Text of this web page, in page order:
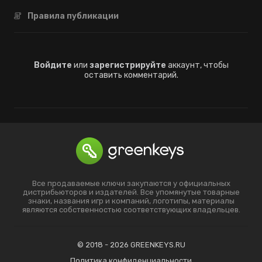
Правила публикации
Войдите или зарегистрируйте аккаунт, чтобы
оставить комментарий.
Все продаваемые ключи закупаются у официальных
дистрибьюторов и издателей. Все упомянутые товарные
знаки, названия игр и компаний, логотипы, материалы
являются собственностью соответствующих владельцев.
© 2018 - 2026 GREENKEYS.RU